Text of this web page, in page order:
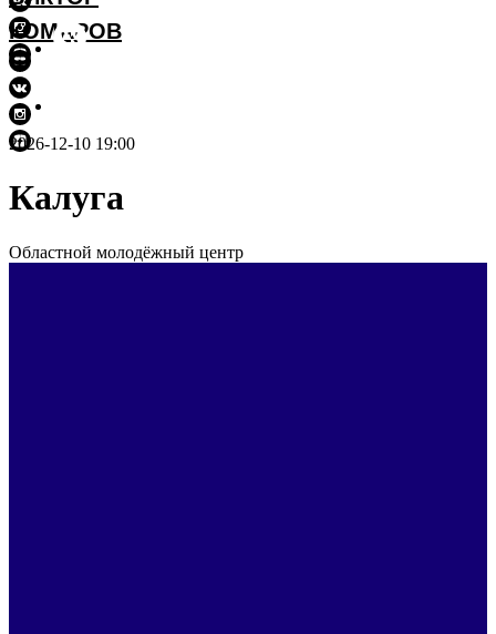
КОМАРОВ
2026-12-10 19:00
Калуга
Областной молодёжный центр